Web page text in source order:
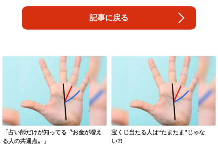
記事に戻る
「占い師だけが知ってる〝お金が増え
る人の共通点〟」
宝くじ当たる人は“たまたま”じゃな
い?!